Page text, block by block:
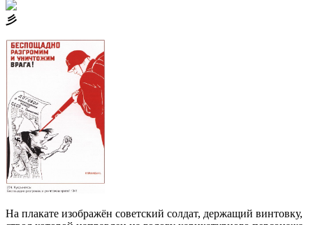
⼺
На плакате изображён советский солдат, держащий винтовку,